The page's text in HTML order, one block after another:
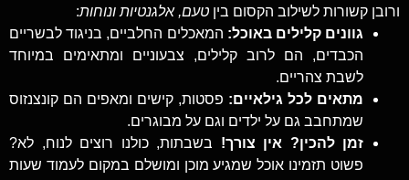
ורובן קשורות לשילוב הקסום בין טעם, אלגנטיות ונוחות:
גוונים קלילים באוכל: המאכלים החלביים, בניגוד לבשריים
הכבדים, הם לרוב קלילים, צבעוניים ומתאימים במיוחד
לשבת צהריים.
מתאים לכל גילאיים: פסטות, קישים ומאפים הם קונצנזוס
שמתחבב גם על ילדים וגם על מבוגרים.
זמן להכין? אין צורך! בשבתות, כולנו רוצים לנוח, לא?
פשוט תזמינו אוכל שמגיע מוכן ומושלם במקום לעמוד שעות